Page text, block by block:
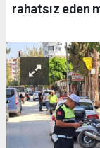
rahatsız eden